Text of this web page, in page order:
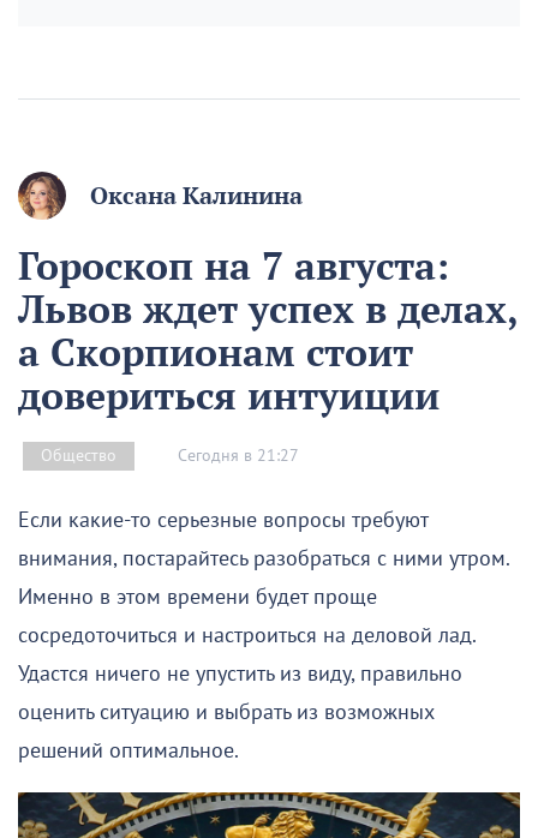
Оксана Калинина
Гороскоп на 7 августа:
Львов ждет успех в делах,
а Скорпионам стоит
довериться интуиции
Общество Сегодня в 21:27
Если какие-то серьезные вопросы требуют
внимания, постарайтесь разобраться с ними утром.
Именно в этом времени будет проще
сосредоточиться и настроиться на деловой лад.
Удастся ничего не упустить из виду, правильно
оценить ситуацию и выбрать из возможных
решений оптимальное.